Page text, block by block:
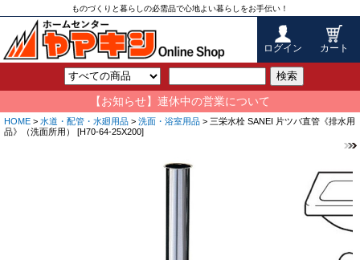
ものづくりと暮らしの必需品で心地よい暮らしをお手伝い！
ログイン カート
検索
【お知らせ】連休中の営業について
HOME > 水道・配管・水廻用品 > 洗面・浴室用品 > 三栄水栓 SANEI 片ツバ直管《排水用
品》（洗面所用） [H70-64-25X200]